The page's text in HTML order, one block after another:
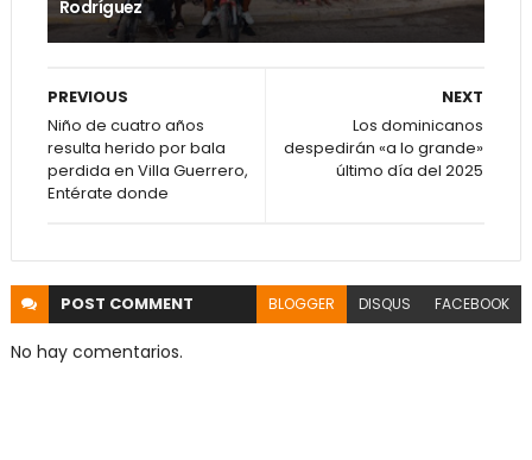
Rodríguez
NEXT
Los dominicanos
despedirán «a lo grande»
último día del 2025
PREVIOUS
Niño de cuatro años
resulta herido por bala
perdida en Villa Guerrero,
Entérate donde
POST COMMENT BLOGGER DISQUS FACEBOOK
No hay comentarios.